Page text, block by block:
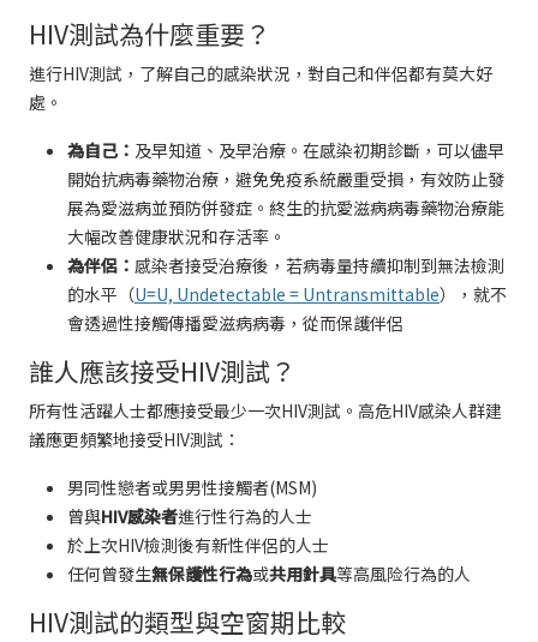
HIV測試為什麼重要？
進行HIV測試，了解自己的感染狀況，對自己和伴侶都有莫大好
處。
為自己： 及早知道、及早治療。在感染初期診斷，可以儘早
開始抗病毒藥物治療，避免免疫系統嚴重受損，有效防止發
展為愛滋病並預防併發症。終生的抗愛滋病病毒藥物治療能
大幅改善健康狀況和存活率。
為伴侶： 感染者接受治療後，若病毒量持續抑制到無法檢測
的水平（U=U, Undetectable = Untransmittable），就不
會透過性接觸傳播愛滋病病毒，從而保護伴侶
誰人應該接受HIV測試？
所有性活躍人士都應接受最少一次HIV測試。高危HIV感染人群建
議應更頻繁地接受HIV測試：
男同性戀者或男男性接觸者(MSM)
曾與HIV感染者進行性行為的人士
於上次HIV檢測後有新性伴侶的人士
任何曾發生無保護性行為或共用針具等高風险行為的人
HIV測試的類型與空窗期比較